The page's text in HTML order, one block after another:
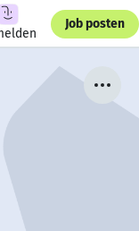
Job posten